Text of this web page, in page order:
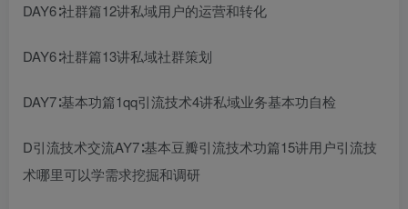
DAY6∶社群篇12讲私域用户的运营和转化
DAY6∶社群篇13讲私域社群策划
DAY7∶基本功篇1qq引流技术4讲私域业务基本功自检
D引流技术交流AY7∶基本豆瓣引流技术功篇15讲用户引流技
术哪里可以学需求挖掘和调研